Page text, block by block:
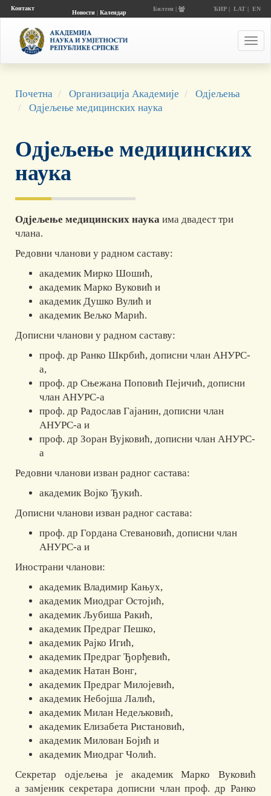
Контакт
Новости| Календар
Билтен | ЋИР| LAT| EN
Почетна Организација Академије
Одјељења
Одјељење медицинских наука
Одјељење медицинских
наука
Одјељење медицинских наука има двадест три
члана.
Редовни чланови у радном саставу:
академик Мирко Шошић,
академик Марко Вуковић и
академик Душко Вулић и
академик Вељко Марић.
Дописни чланови у радном саставу:
проф. др Ранко Шкрбић, дописни члан АНУРС-
а,
проф. др Сњежана Поповић Пејичић, дописни
члан АНУРС-а
проф. др Радослав Гајанин, дописни члан
АНУРС-а и
проф. др Зоран Вујковић, дописни члан АНУРС-
а
Редовни чланови изван радног састава:
академик Војко Ђукић.
Дописни чланови изван радног састава:
проф. др Гордана Стевановић, дописни члан
АНУРС-а и
Инострани чланови:
академик Владимир Кањух,
академик Миодраг Остојић,
академик Љубиша Ракић,
академик Предраг Пешко,
академик Рајко Игић,
академик Предраг Ђорђевић,
академик Натан Вонг,
академик Предраг Милојевић,
академик Небојша Лалић,
академик Милан Недељковић,
академик Елизабета Ристановић,
академик Милован Бојић и
академик Миодраг Чолић.
Секретар одјељења је академик Марко Вуковић
а замјеник секретара дописни члан проф. др Ранко